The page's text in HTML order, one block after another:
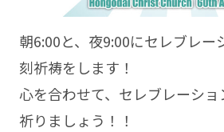
朝6:00と、夜9:00にセレブレー
刻祈祷をします！
心を合わせて、セレブレーシ
祈りましょう！！